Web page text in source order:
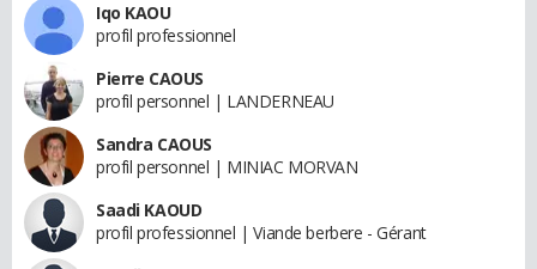
Iqo KAOU
profil professionnel
Pierre CAOUS
profil personnel | LANDERNEAU
Sandra CAOUS
profil personnel | MINIAC MORVAN
Saadi KAOUD
profil professionnel | Viande berbere - Gérant